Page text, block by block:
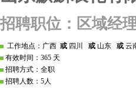
招聘职位：区域经
工作地点：广西 或 四川 或 山东 或 云
有效时间：365 天
招聘方式：全职
招聘人数：5人